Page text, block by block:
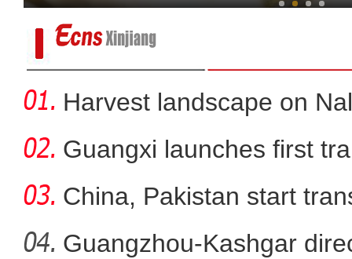
Harvest landscape on
Guangxi launches first
China, Pakistan start
Guangzhou-Kashgar